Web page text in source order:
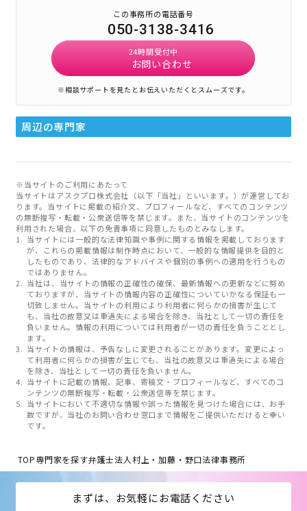
この事務所の電話番号
050-3138-3416
24時間受付中
お問い合わせ
※相談サポートを見たとお伝えいただくとスムーズです。
周辺の専門家
※当サイトのご利用にあたって
当サイトはアスクプロ株式会社（以下「当社」といいます。）が運営してお
ります。当サイトに掲載の紹介文、プロフィールなど、すべてのコンテンツ
の無断複写・転載・公衆送信等を禁じます。また、当サイトのコンテンツを
利用された場合、以下の免責事項に同意したものとみなします。
当サイトには一般的な法律知識や事例に関する情報を掲載しております
が、これらの掲載情報は制作時点において、一般的な情報提供を目的と
したものであり、法律的なアドバイスや個別の事例への適用を行うもの
ではありません。
当社は、当サイトの情報の正確性の確保、最新情報への更新などに努め
ておりますが、当サイトの情報内容の正確性についていかなる保証も一
切致しません。当サイトの利用により利用者に何らかの損害が生じて
も、当社の故意又は重過失による場合を除き、当社として一切の責任を
負いません。情報の利用については利用者が一切の責任を負うこととし
ます。
当サイトの情報は、予告なしに変更されることがあります。変更によっ
て利用者に何らかの損害が生じても、当社の故意又は重過失による場合
を除き、当社として一切の責任を負いません。
当サイトに記載の情報、記事、寄稿文・プロフィールなど、すべてのコ
ンテンツの無断複写・転載・公衆送信等を禁じます。
当サイトにおいて不適切な情報や誤った情報を見つけた場合には、お手
数ですが、当社のお問い合わせ窓口まで情報をご提供いただけると幸い
です。
TOP専門家を探す弁護士法人村上・加藤・野口法律事務所
まずは、お気軽にお電話ください